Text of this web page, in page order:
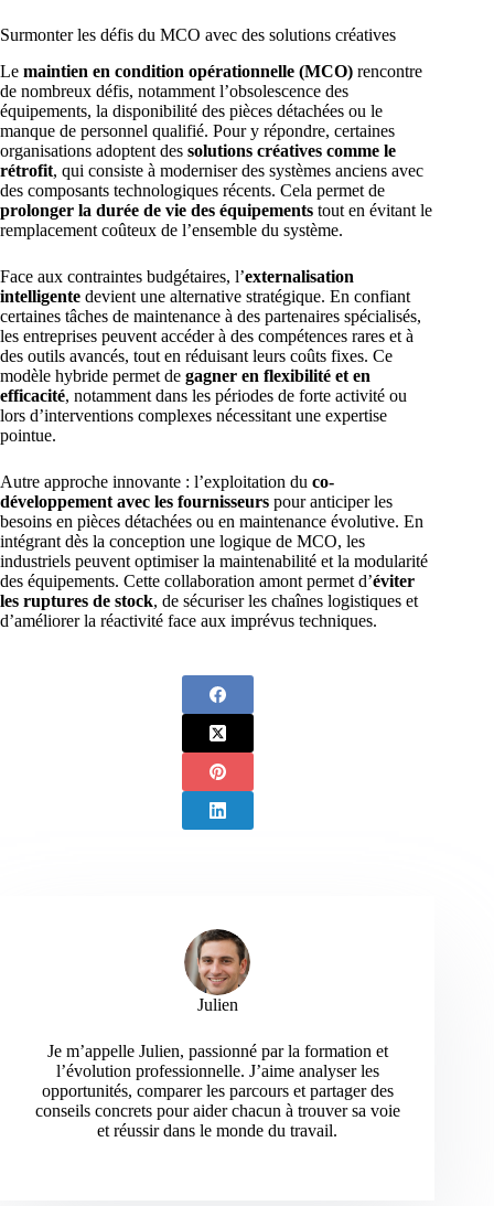
Surmonter les défis du MCO avec des solutions créatives
Le maintien en condition opérationnelle (MCO) rencontre
de nombreux défis, notamment l’obsolescence des
équipements, la disponibilité des pièces détachées ou le
manque de personnel qualifié. Pour y répondre, certaines
organisations adoptent des solutions créatives comme le
rétrofit, qui consiste à moderniser des systèmes anciens avec
des composants technologiques récents. Cela permet de
prolonger la durée de vie des équipements tout en évitant le
remplacement coûteux de l’ensemble du système.
Face aux contraintes budgétaires, l’externalisation
intelligente devient une alternative stratégique. En confiant
certaines tâches de maintenance à des partenaires spécialisés,
les entreprises peuvent accéder à des compétences rares et à
des outils avancés, tout en réduisant leurs coûts fixes. Ce
modèle hybride permet de gagner en flexibilité et en
efficacité, notamment dans les périodes de forte activité ou
lors d’interventions complexes nécessitant une expertise
pointue.
Autre approche innovante : l’exploitation du co-
développement avec les fournisseurs pour anticiper les
besoins en pièces détachées ou en maintenance évolutive. En
intégrant dès la conception une logique de MCO, les
industriels peuvent optimiser la maintenabilité et la modularité
des équipements. Cette collaboration amont permet d’éviter
les ruptures de stock, de sécuriser les chaînes logistiques et
d’améliorer la réactivité face aux imprévus techniques.
Julien
Je m’appelle Julien, passionné par la formation et
l’évolution professionnelle. J’aime analyser les
opportunités, comparer les parcours et partager des
conseils concrets pour aider chacun à trouver sa voie
et réussir dans le monde du travail.